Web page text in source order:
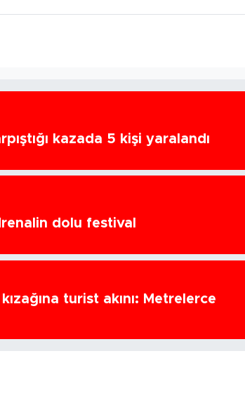
kazada 5 kişi yaralandı
dolu festival
turist akını: Metrelerce